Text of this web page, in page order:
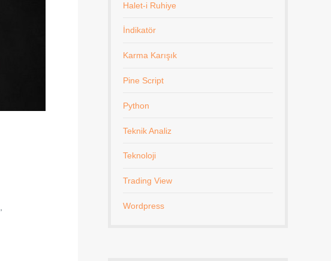
Halet-i Ruhiye
İndikatör
Karma Karışık
Pine Script
Python
Teknik Analiz
Teknoloji
Trading View
Wordpress